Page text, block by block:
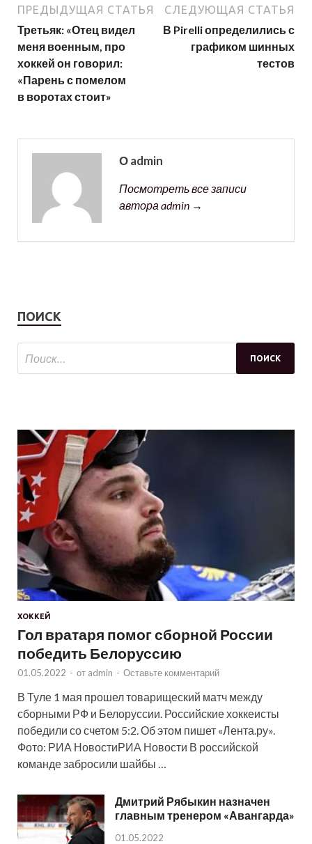
ПРЕДЫДУЩАЯ СТАТЬЯ
Третьяк: «Отец видел
меня военным, про
хоккей он говорил:
«Парень с помелом
в воротах стоит»
СЛЕДУЮЩАЯ СТАТЬЯ
В Pirelli определились с
графиком шинных
тестов
О admin
Посмотреть все записи
автора admin →
ПОИСК
ХОККЕЙ
Гол вратаря помог сборной России
победить Белоруссию
01.05.2022 - от admin - Оставьте комментарий
В Туле 1 мая прошел товарищеский матч между
сборными РФ и Белоруссии. Российские хоккеисты
победили со счетом 5:2. Об этом пишет «Лента.ру».
Фото: РИА НовостиРИА Новости В российской
команде забросили шайбы …
Дмитрий Рябыкин назначен
главным тренером «Авангарда»
01.05.2022